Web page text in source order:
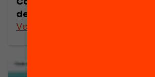
de l’esport?
Veure’n més